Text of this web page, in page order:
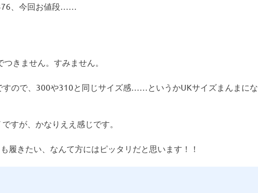
、今回お値段……
きません。すみません。
すので、300や310と同じサイズ感……というかUKサイズまんまにな
すが、かなりええ感じです。
履きたい、なんて方にはピッタリだと思います！！